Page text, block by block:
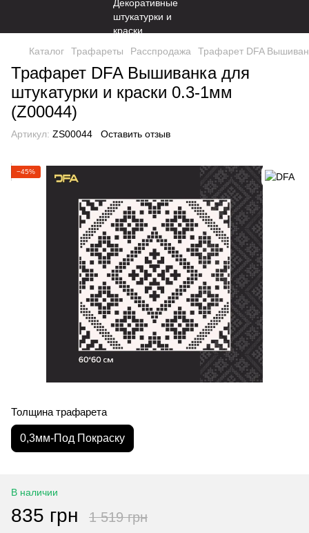
Каталог Трафареты Расспродажа Трафарет DFA
Трафарет DFA Вышиванка для
штукатурки и краски 0.3-1мм
(Z00044)
Артикул: ZS00044 Оставить отзыв
−45%
Толщина трафарета
0,3мм-Под Покраску
В наличии
835 грн 1 519 грн